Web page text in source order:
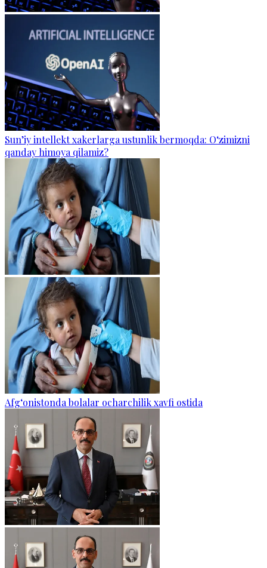
Sun’iy intellekt xakerlarga ustunlik bermoqda: O‘zimizni
qanday himoya qilamiz?
Afg‘onistonda bolalar ocharchilik xavfi ostida